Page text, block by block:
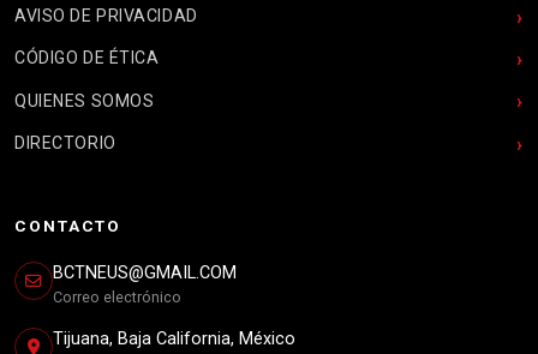
AVISO DE PRIVACIDAD
CÓDIGO DE ÉTICA
QUIENES SOMOS
DIRECTORIO
CONTACTO
BCTNEUS@GMAIL.COM
Correo electrónico
Tijuana, Baja California, México